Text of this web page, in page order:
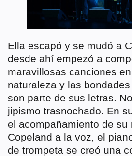
Ella escapó y se mudó a
desde ahí empezó a
maravillosas canciones
naturaleza y las
son parte de sus letras.
jipismo trasnochado. En
el acompañamiento de su
Copeland a la voz, el
de trompeta se creó una